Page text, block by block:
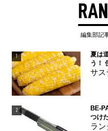
編集部記
1
夏は
う！
サス
2
BE-
つけ
ラン